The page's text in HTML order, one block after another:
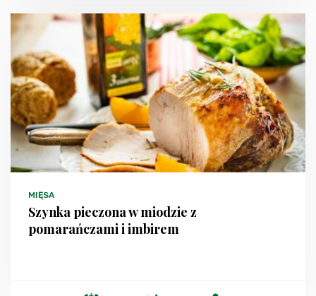
MIĘSA
Szynka pieczona w miodzie z
pomarańczami i imbirem